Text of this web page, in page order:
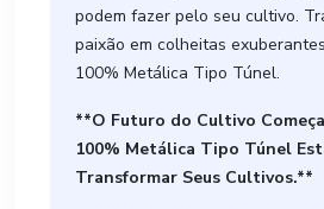
podem fazer pelo seu cultivo.
paixão em colheitas
100% Metálica Tipo Túnel.
**O Futuro do Cultivo
100% Metálica Tipo Túnel
Transformar Seus Cultivos.**